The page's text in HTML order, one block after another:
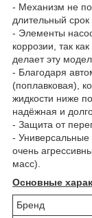
- Механизм не
длительный срок
- Элементы
коррозии, так
делает эту
- Благодаря
(поплавковая),
жидкости ниже
надёжная и
- Защита от
-
очень
масс).
Основные
Бренд